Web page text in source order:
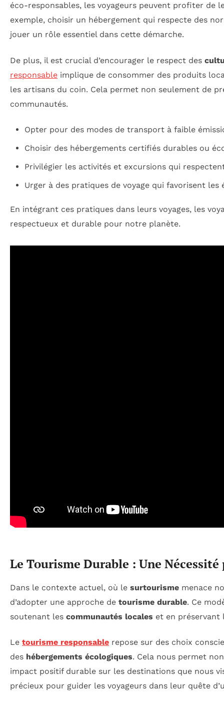
éco-responsables, les voyageurs peuvent profiter de
exemple, choisir un hébergement qui respecte des
jouer un rôle essentiel dans cette démarche.
De plus, il est crucial d’encourager le respect des
responsable implique de consommer des produits
les artisans du coin. Cela permet non seulement de
communautés.
Opter pour des modes de transport à faible
Choisir des hébergements certifiés durables ou
Privilégier les activités et excursions qui
Urger à des pratiques de voyage qui favorisent
En intégrant ces pratiques dans leurs voyages, les
respectueux et durable pour notre planète.
Le Tourisme Durable : Une Nécessité
Dans le contexte actuel, où le surtourisme menace
d’adopter une approche de tourisme durable. Ce
soutenant les communautés locales et en préservant
Le tourisme responsable repose sur des choix
des hébergements écologiques. Cela nous permet
impact positif durable sur les destinations que nous
précieux pour guider les voyageurs dans leur quête